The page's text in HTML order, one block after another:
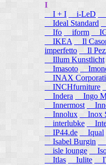
I
I + I
i-LeD
Ideal Standard
Ifo
iform
IKEA
Il
imperfetto
Il
Illum Kunstlicht
Imasoto
INAX
INCHfurniture
Indera
Ingo
Innermost
Innolux
Inox
interlubke
IP44.de
Iqual
Isabel Burgin
isle lounge
Itlas
Iulite